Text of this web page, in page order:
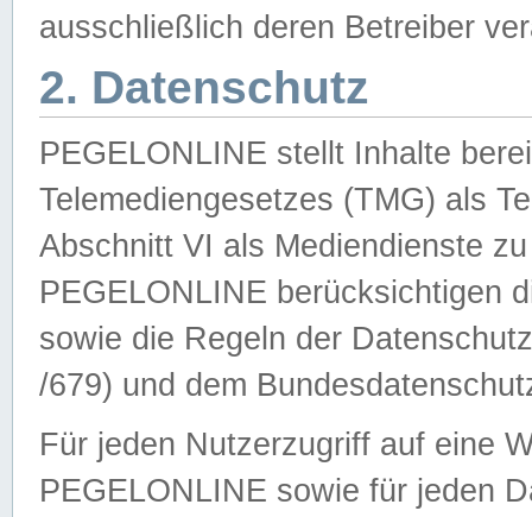
ausschließlich deren Betreiber
2. Datenschutz
PEGELONLINE stellt Inhalte
Telemediengesetzes (TMG) als
Abschnitt VI als Mediendienste
PEGELONLINE berücksichtigen
sowie die Regeln der
/679) und dem
Für jeden Nutzerzugriff auf eine
PEGELONLINE sowie für jeden